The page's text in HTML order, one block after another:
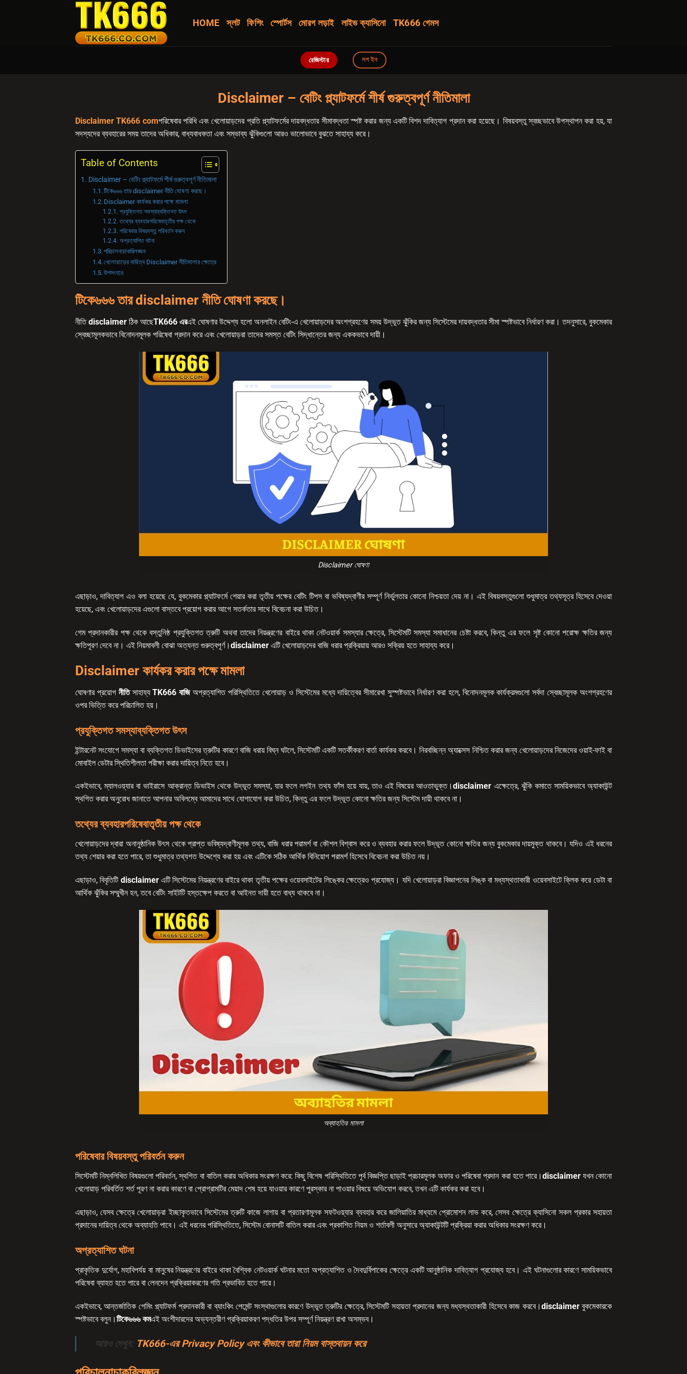
HOME স্লট ফিশিং স্পোর্টস মোরগ লড়াই লাইভ ক্যাসিনো TK666 গেমস
রেজিস্টার লগ ইন
Disclaimer – বেটিং প্ল্যাটফর্মে শীর্ষ গুরুত্বপূর্ণ নীতিমালা
Disclaimer TK666 comপরিষেবার পরিধি এবং খেলোয়াড়দের প্রতি প্ল্যাটফর্মের দায়বদ্ধতার সীমাবদ্ধতা স্পষ্ট করার জন্য একটি বিশদ দাবিত্যাগ প্রদান করা হয়েছে। বিষয়বস্তু স্বচ্ছভাবে উপস্থাপন করা হয়, যা
সদস্যদের ব্যবহারের সময় তাদের অধিকার, বাধ্যবাধকতা এবং সম্ভাব্য ঝুঁকিগুলো আরও ভালোভাবে বুঝতে সাহায্য করে।
Table of Contents
Disclaimer – বেটিং প্ল্যাটফর্মে শীর্ষ গুরুত্বপূর্ণ নীতিমালা
টিকে৬৬৬ তার disclaimer নীতি ঘোষণা করছে।
Disclaimer কার্যকর করার পক্ষে মামলা
প্রযুক্তিগত সমস্যাব্যক্তিগত উৎস
তথ্যের ব্যবহারপরিষেবাতৃতীয় পক্ষ থেকে
পরিষেবার বিষয়বস্তু পরিবর্তন করুন
অপ্রত্যাশিত ঘটনা
পরিচালনাচাকরিলঙ্ঘন
খেলোয়াড়ের দায়িত্ব Disclaimer নীতিমালার ক্ষেত্রে
উপসংহার
টিকে৬৬৬ তার disclaimer নীতি ঘোষণা করছে।
নীতিdisclaimerঠিক আছেTK666 এরএই ঘোষণার উদ্দেশ্য হলো অনলাইন বেটিং-এ খেলোয়াড়দের অংশগ্রহণের সময় উদ্ভূত ঝুঁকির জন্য সিস্টেমের দায়বদ্ধতার সীমা স্পষ্টভাবে নির্ধারণ করা। তদনুসারে, বুকমেকার
স্বেচ্ছামূলকভাবে বিনোদনমূলক পরিষেবা প্রদান করে এবং খেলোয়াড়রা তাদের সমস্ত বেটিং সিদ্ধান্তের জন্য এককভাবে দায়ী।
Disclaimer ঘোষণা
এছাড়াও, দাবিত্যাগ এও বলা হয়েছে যে, বুকমেকার প্ল্যাটফর্মে শেয়ার করা তৃতীয় পক্ষের বেটিং টিপস বা ভবিষ্যদ্বাণীর সম্পূর্ণ নির্ভুলতার কোনো নিশ্চয়তা দেয় না। এই বিষয়বস্তুগুলো শুধুমাত্র তথ্যসূত্র হিসেবে দেওয়া
হয়েছে, এবং খেলোয়াড়দের এগুলো বাস্তবে প্রয়োগ করার আগে সতর্কতার সাথে বিবেচনা করা উচিত।
গেম প্রদানকারীর পক্ষ থেকে বস্তুনিষ্ঠ প্রযুক্তিগত ত্রুটি অথবা তাদের নিয়ন্ত্রণের বাইরে থাকা নেটওয়ার্ক সমস্যার ক্ষেত্রে, সিস্টেমটি সমস্যা সমাধানের চেষ্টা করবে, কিন্তু এর ফলে সৃষ্ট কোনো পরোক্ষ ক্ষতির জন্য
ক্ষতিপূরণ দেবে না। এই নিয়মাবলী বোঝা অত্যন্ত গুরুত্বপূর্ণ। disclaimer এটি খেলোয়াড়দের বাজি ধরার প্রক্রিয়ায় আরও সক্রিয় হতে সাহায্য করে।
Disclaimer কার্যকর করার পক্ষে মামলা
ঘোষণার প্রয়োগ নীতিসাহায্যTK666 বাজিঅপ্রত্যাশিত পরিস্থিতিতে খেলোয়াড় ও সিস্টেমের মধ্যে দায়িত্বের সীমারেখা সুস্পষ্টভাবে নির্ধারণ করা হলে, বিনোদনমূলক কার্যক্রমগুলো সর্বদা স্বেচ্ছামূলক অংশগ্রহণের
ওপর ভিত্তি করে পরিচালিত হয়।
প্রযুক্তিগত সমস্যাব্যক্তিগত উৎস
ইন্টারনেট সংযোগে সমস্যা বা ব্যক্তিগত ডিভাইসের ত্রুটির কারণে বাজি ধরায় বিঘ্ন ঘটলে, সিস্টেমটি একটি সতর্কীকরণ বার্তা কার্যকর করবে। নিরবচ্ছিন্ন অ্যাক্সেস নিশ্চিত করার জন্য খেলোয়াড়দের নিজেদের ওয়াই-ফাই বা
মোবাইল ডেটার স্থিতিশীলতা পরীক্ষা করার দায়িত্ব নিতে হবে।
একইভাবে, ম্যালওয়্যার বা ভাইরাসে আক্রান্ত ডিভাইস থেকে উদ্ভূত সমস্যা, যার ফলে লগইন তথ্য ফাঁস হয়ে যায়, তাও এই বিষয়ের আওতাভুক্ত।disclaimer এক্ষেত্রে, ঝুঁকি কমাতে সাময়িকভাবে অ্যাকাউন্ট
স্থগিত করার অনুরোধ জানাতে আপনার অবিলম্বে আমাদের সাথে যোগাযোগ করা উচিত, কিন্তু এর ফলে উদ্ভূত কোনো ক্ষতির জন্য সিস্টেম দায়ী থাকবে না।
তথ্যের ব্যবহারপরিষেবাতৃতীয় পক্ষ থেকে
খেলোয়াড়দের দ্বারা অনানুষ্ঠানিক উৎস থেকে প্রাপ্ত ভবিষ্যদ্বাণীমূলক তথ্য, বাজি ধরার পরামর্শ বা কৌশল বিশ্বাস করে ও ব্যবহার করার ফলে উদ্ভূত কোনো ক্ষতির জন্য বুকমেকার দায়মুক্ত থাকবে। যদিও এই ধরনের
তথ্য শেয়ার করা হতে পারে, তা শুধুমাত্র তথ্যগত উদ্দেশ্যে করা হয় এবং এটিকে সঠিক আর্থিক বিনিয়োগ পরামর্শ হিসেবে বিবেচনা করা উচিত নয়।
এছাড়াও, বিবৃতিটি disclaimerএটি সিস্টেমের নিয়ন্ত্রণের বাইরে থাকা তৃতীয় পক্ষের ওয়েবসাইটের লিঙ্কের ক্ষেত্রেও প্রযোজ্য। যদি খেলোয়াড়রা বিজ্ঞাপনের লিঙ্ক বা মধ্যস্থতাকারী ওয়েবসাইটে ক্লিক করে ডেটা বা
আর্থিক ঝুঁকির সম্মুখীন হন, তবে বেটিং সাইটটি হস্তক্ষেপ করতে বা আইনত দায়ী হতে বাধ্য থাকবে না।
অব্যাহতির মামলা
পরিষেবার বিষয়বস্তু পরিবর্তন করুন
সিস্টেমটি নিম্নলিখিত বিষয়গুলো পরিবর্তন, স্থগিত বা বাতিল করার অধিকার সংরক্ষণ করে: কিছু বিশেষ পরিস্থিতিতে পূর্ব বিজ্ঞপ্তি ছাড়াই প্রচারমূলক অফার ও পরিষেবা প্রদান করা হতে পারে। disclaimer যখন কোনো
খেলোয়াড় পরিবর্তিত শর্ত পূরণ না করার কারণে বা প্রোগ্রামটির মেয়াদ শেষ হয়ে যাওয়ার কারণে পুরস্কার না পাওয়ার বিষয়ে অভিযোগ করবে, তখন এটি কার্যকর করা হবে।
এছাড়াও, যেসব ক্ষেত্রে খেলোয়াড়রা ইচ্ছাকৃতভাবে সিস্টেমের ত্রুটি কাজে লাগায় বা প্রতারণামূলক সফটওয়্যার ব্যবহার করে জালিয়াতির মাধ্যমে প্রোমোশন লাভ করে, সেসব ক্ষেত্রে ক্যাসিনো সকল প্রকার সহায়তা
প্রদানের দায়িত্ব থেকে অব্যাহতি পাবে। এই ধরনের পরিস্থিতিতে, সিস্টেম বোনাসটি বাতিল করার এবং প্রকাশিত নিয়ম ও শর্তাবলী অনুসারে অ্যাকাউন্টটি প্রক্রিয়া করার অধিকার সংরক্ষণ করে।
অপ্রত্যাশিত ঘটনা
প্রাকৃতিক দুর্যোগ, মহাবিপর্যয় বা মানুষের নিয়ন্ত্রণের বাইরে থাকা বৈশ্বিক নেটওয়ার্ক ঘটনার মতো অপ্রত্যাশিত ও দৈবদুর্বিপাকের ক্ষেত্রে একটি আনুষ্ঠানিক দাবিত্যাগ প্রযোজ্য হবে। এই ঘটনাগুলোর কারণে সাময়িকভাবে
পরিষেবা ব্যাহত হতে পারে বা লেনদেন প্রক্রিয়াকরণের গতি প্রভাবিত হতে পারে।
একইভাবে, আন্তর্জাতিক গেমিং প্ল্যাটফর্ম প্রদানকারী বা ব্যাংকিং পেমেন্ট সংস্থাগুলোর কারণে উদ্ভূত ত্রুটির ক্ষেত্রে, সিস্টেমটি সহায়তা প্রদানের জন্য মধ্যস্থতাকারী হিসেবে কাজ করবে। disclaimerবুকমেকারকে
স্পষ্টভাবে বলুন। টিকে৬৬৬ কমএই অংশীদারদের অভ্যন্তরীণ প্রক্রিয়াকরণ পদ্ধতির উপর সম্পূর্ণ নিয়ন্ত্রণ রাখা অসম্ভব।
আরও দেখুন: TK666-এর Privacy Policy এবং কীভাবে তারা নিয়ম বাস্তবায়ন করে